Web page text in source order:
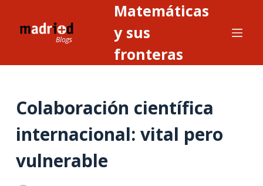
n
Matemáticas
y sus
fronteras
Colaboración científica
internacional: vital pero
vulnerable